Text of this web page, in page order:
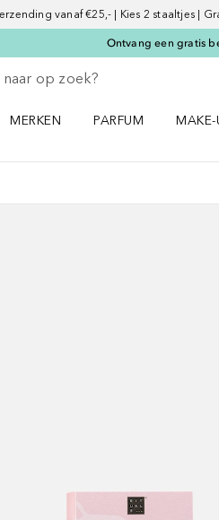
vanaf €25,- | Kies 2 staaltjes |
Ontvang een gratis
MERKEN
PARFUM
MAKE-